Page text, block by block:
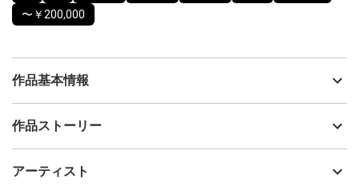
〜￥200,000
作品基本情報
出品者
制作年
作品ストーリー
は透明色を多く使っているため時間帯や照明によって絵の表情が
アーティスト